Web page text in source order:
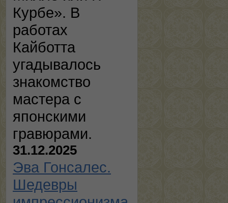
Курбе». В
работах
Кайботта
угадывалось
знакомство
мастера с
японскими
гравюрами.
31.12.2025
Эва Гонсалес.
Шедевры